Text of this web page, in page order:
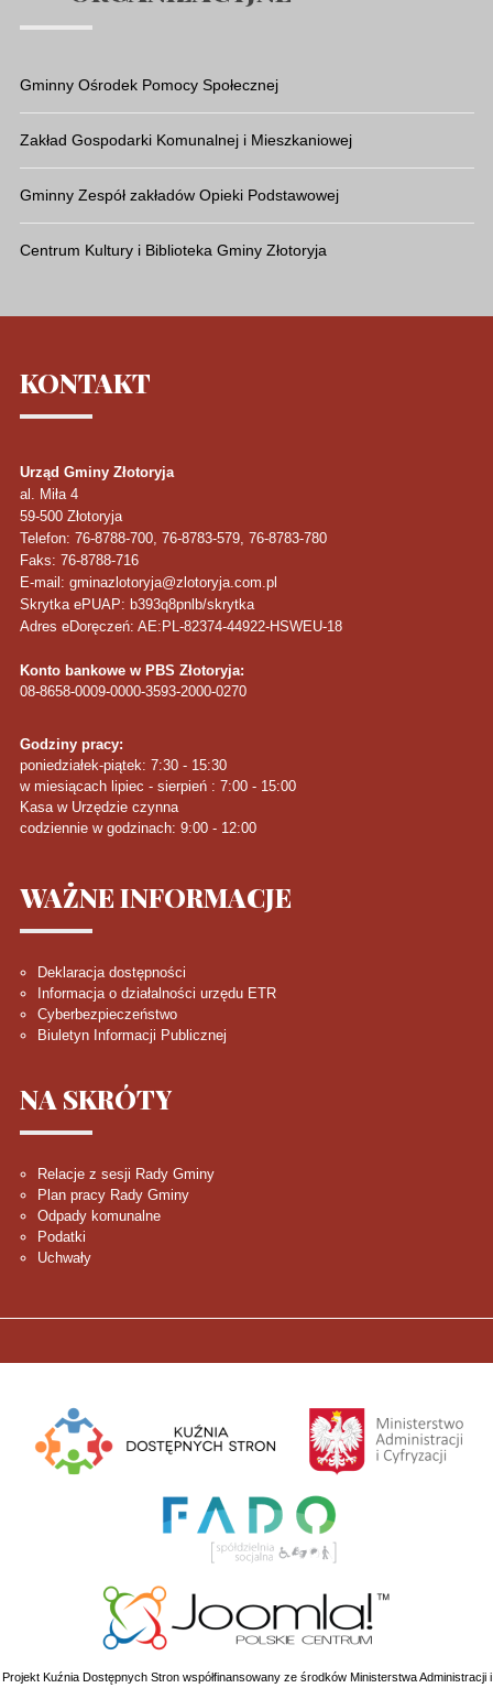
Gminny Ośrodek Pomocy Społecznej
Zakład Gospodarki Komunalnej i Mieszkaniowej
Gminny Zespół zakładów Opieki Podstawowej
Centrum Kultury i Biblioteka Gminy Złotoryja
KONTAKT
Urząd Gminy Złotoryja
al. Miła 4
59-500 Złotoryja
Telefon: 76-8788-700, 76-8783-579, 76-8783-780
Faks: 76-8788-716
E-mail: gminazlotoryja@zlotoryja.com.pl
Skrytka ePUAP: b393q8pnlb/skrytka
Adres eDoręczeń: AE:PL-82374-44922-HSWEU-18
Konto bankowe w PBS Złotoryja:
08-8658-0009-0000-3593-2000-0270
Godziny pracy:
poniedziałek-piątek: 7:30 - 15:30
w miesiącach lipiec - sierpień : 7:00 - 15:00
Kasa w Urzędzie czynna
codziennie w godzinach: 9:00 - 12:00
WAŻNEINFORMACJE
Deklaracja dostępności
Informacja o działalności urzędu ETR
Cyberbezpieczeństwo
Biuletyn Informacji Publicznej
NA SKRÓTY
Relacje z sesji Rady Gminy
Plan pracy Rady Gminy
Odpady komunalne
Podatki
Uchwały
Projekt Kuźnia Dostępnych Stron współfinansowany ze środków Ministerstwa Administracji i